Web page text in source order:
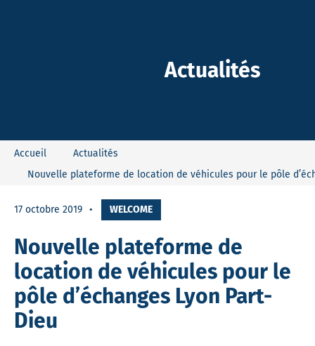
Actualités
Accueil
Actualités
Nouvelle plateforme de location de véhicules pour le pôle
17 octobre 2019 WELCOME
Nouvelle plateforme de
location de véhicules pour le
pôle d’échanges Lyon Part-
Dieu